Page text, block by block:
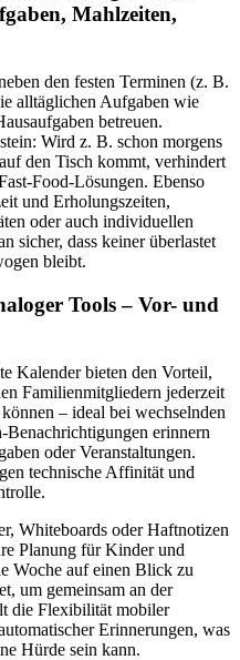
Mahlzeiten,
den festen Terminen (z. B.
alltäglichen Aufgaben wie
betreuen.
Wird z. B. schon morgens
den Tisch kommt, verhindert
Food-Lösungen. Ebenso
und Erholungszeiten,
oder auch individuellen
sicher, dass keiner überlastet
bleibt.
Tools – Vor- und
Kalender bieten den Vorteil,
Familienmitgliedern jederzeit
– ideal bei wechselnden
Benachrichtigungen erinnern
oder Veranstaltungen.
technische Affinität und
Whiteboards oder Haftnotizen
Planung für Kinder und
Woche auf einen Blick zu
um gemeinsam an der
die Flexibilität mobiler
Erinnerungen, was
Hürde sein kann.